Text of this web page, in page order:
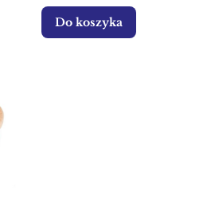
Do koszyka